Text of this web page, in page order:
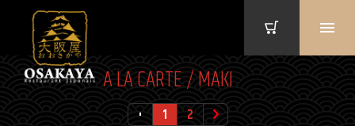
A LA CARTE / MAKI
1 2